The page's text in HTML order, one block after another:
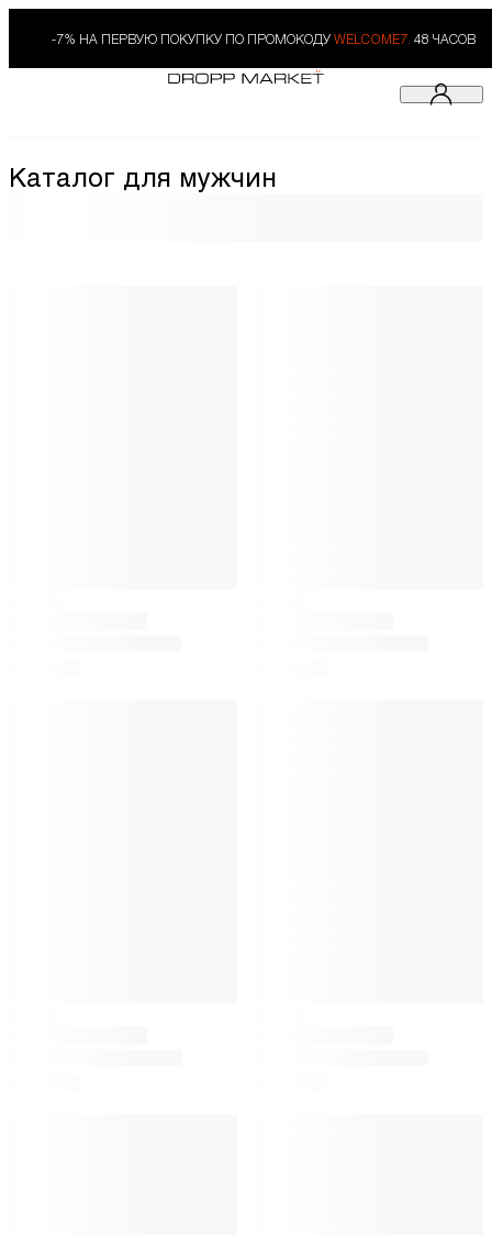
-7% НА ПЕРВУЮ ПОКУПКУ ПО ПРОМОКОДУ WELCOME7. 48 ЧАСОВ
Каталог для мужчин